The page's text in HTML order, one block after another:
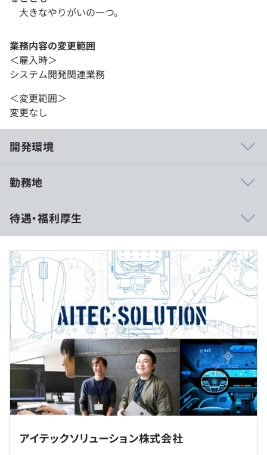
大きなやりがいの一つ。
業務内容の変更範囲
＜雇入時＞
システム開発関連業務
＜変更範囲＞
変更なし
開発環境
は抜群です。
また、長期案件を中心とした契約受注をメインにしていま
すので、腰を据えてスキルアップに取り組める環境です。
＜システム開発＞
・鉄道運行管理システム
・車両情報システム
・旅客案内システム
＜組み込み開発＞
・車載インフォティメントシステム
・スマート家電（ロボット掃除機、電子レンジ、洗濯機な
勤務地
待遇・福利厚生
■想定年収
400万円～700万円
■月給制
月給 245,000円～
基本給 198,000～
諸手当 47,000～
■賞与実績:3.3ヶ月（2024年実績）
※残業手当：100％支給
アイテックソリューション株式会社